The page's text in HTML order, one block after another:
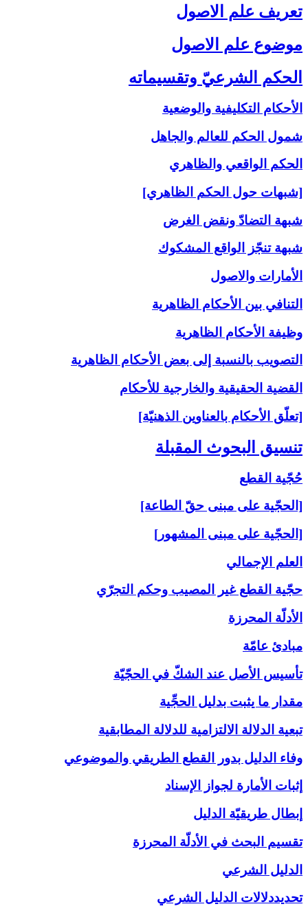
تعريف علم الاصول‏
موضوع علم الاصول‏
الحكم الشرعيّ وتقسيماته‏
الأحكام التكليفية والوضعية
شمول الحكم للعالم والجاهل
الحكم الواقعي والظاهري
[شبهات حول الحكم الظاهري]
شبهة التضادّ ونقض الغرض
شبهة تنجّز الواقع المشكوك
الأمارات والاصول
التنافي بين الأحكام الظاهرية
وظيفة الأحكام الظاهرية
التصويب بالنسبة إلى‏ بعض الأحكام الظاهرية
القضية الحقيقية والخارجية للأحكام
[تعلّق الأحكام بالعناوين الذهنيّة]
تنسيق البحوث المقبلة
حُجّية القطع
[الحجّية على مبنى حقّ الطاعة]
[الحجّية على مبنى المشهور]
العلم الإجمالي
حجّية القطع غير المصيب وحكم التجرّي
الأدلّة المحرزة
مبادئ عامّة
تأسيس الأصل عند الشكّ في الحجّيّة
مقدار ما يثبت بدليل الحجِّية
تبعية الدلالة الالتزامية للدلالة المطابقية
وفاء الدليل بدور القطع الطريقي والموضوعي
إثبات الأمارة لجواز الإسناد
إبطال طريقيّة الدليل
تقسيم البحث في الأدلّة المحرزة
الدليل الشرعي‏
تحديددلالات الدليل الشرعي‏